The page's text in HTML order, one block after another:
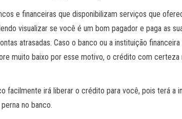
e financeiras que disponibilizam serviços que
visualizar se você é um bom pagador e paga as
atrasadas. Caso o banco ou a instituição financeira
muito baixo por esse motivo, o crédito com certeza
facilmente irá liberar o crédito para você, pois terá a
no banco.